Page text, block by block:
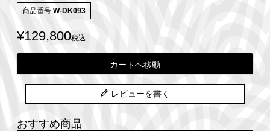
商品番号 W-DK093
¥129,800税込
カートへ移動
レビューを書く
おすすめ商品